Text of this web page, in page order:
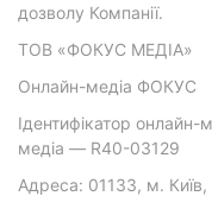
дозволу Компанії.
ТОВ «ФОКУС МЕДІА»
Онлайн-медіа ФОКУС
Ідентифікатор онлайн-
медіа — R40-03129
Адреса: 01133, м. Київ,